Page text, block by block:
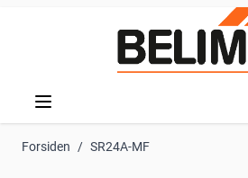
Forsiden / SR24A-MF